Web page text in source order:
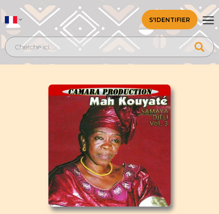
S'IDENTIFIER